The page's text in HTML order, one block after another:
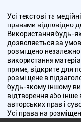
Усі текстові та
правами відповідно
Використання будь-
дозволяється за
розміщено незалежно
використання
пряме, відкрите для
розміщене в
будь-якому іншому
відтворення або
авторських прав і
Усі права на